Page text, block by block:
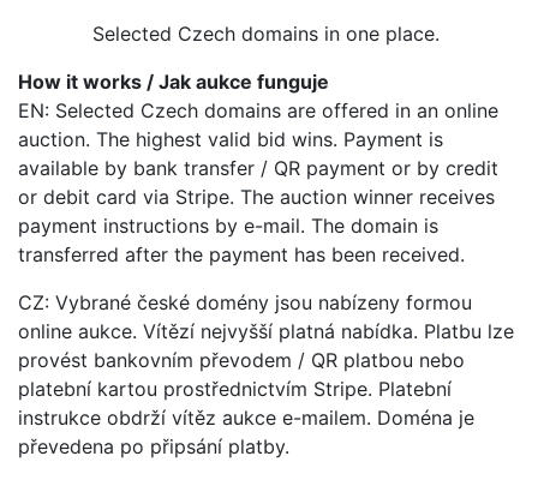
Selected Czech domains in one place.
How it works / Jak aukce funguje
EN: Selected Czech domains are offered in an online
auction. The highest valid bid wins. Payment is
available by bank transfer / QR payment or by credit
or debit card via Stripe. The auction winner receives
payment instructions by e-mail. The domain is
transferred after the payment has been received.
CZ: Vybrané české domény jsou nabízeny formou
online aukce. Vítězí nejvyšší platná nabídka. Platbu lze
provést bankovním převodem / QR platbou nebo
platební kartou prostřednictvím Stripe. Platební
instrukce obdrží vítěz aukce e-mailem. Doména je
převedena po připsání platby.